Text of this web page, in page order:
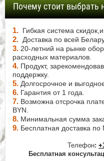
Почему стоит выбрать
1. Гибкая система
2. Доставка по всей
3. 20-летний на рынке
расходных материалов.
4. Продукт,
поддержку.
5. Долгосрочное и
6. Гарантия от 1 года.
7. Возможна отсрочка
BYN.
8. Минимальная сумма
9. Бесплатная доставка по
Телефон:
Бесплатная